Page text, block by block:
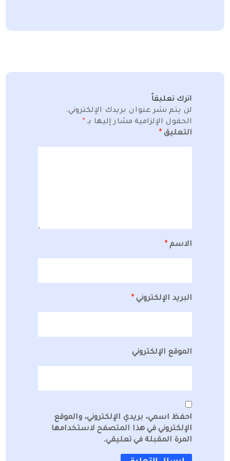
اترك تعليقاً
لن يتم نشر عنوان بريدك الإلكتروني.
الحقول الإلزامية مشار إليها بـ *
التعليق *
الاسم *
البريد الإلكتروني *
الموقع الإلكتروني
احفظ اسمي، بريدي الإلكتروني، والموقع
الإلكتروني في هذا المتصفح لاستخدامها
المرة المقبلة في تعليقي.